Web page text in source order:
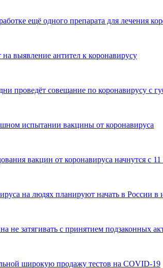
ещё одного препарата для лечения
на выявление антител к коронавирусу
проведёт совещание по коронавирусу с
испытании вакцины от коронавируса
вакцин от коронавируса начнутся с 11
на людях планируют начать в России в
не затягивать с принятием подзаконных
широкую продажу тестов на COVID-19